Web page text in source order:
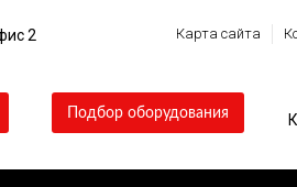
2 Карта сайта
Подбор оборудования